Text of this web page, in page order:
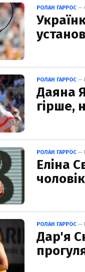
РОЛАН ГАРРОС —
РОЛАН ГАРРОС —
Даяна
гірше,
РОЛАН ГАРРОС —
Еліна
РОЛАН ГАРРОС —
Дар'я